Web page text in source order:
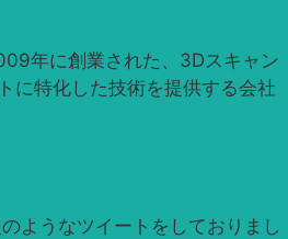
年に創業された、3Dスキャン
に特化した技術を提供する会社
ようなツイートをしておりまし